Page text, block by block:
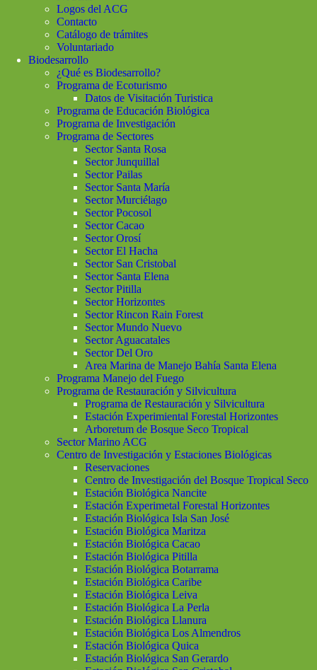
Logos del ACG
Contacto
Catálogo de trámites
Voluntariado
Biodesarrollo
¿Qué es Biodesarrollo?
Programa de Ecoturismo
Datos de Visitación Turistica
Programa de Educación Biológica
Programa de Investigación
Programa de Sectores
Sector Santa Rosa
Sector Junquillal
Sector Pailas
Sector Santa María
Sector Murciélago
Sector Pocosol
Sector Cacao
Sector Orosí
Sector El Hacha
Sector San Cristobal
Sector Santa Elena
Sector Pitilla
Sector Horizontes
Sector Rincon Rain Forest
Sector Mundo Nuevo
Sector Aguacatales
Sector Del Oro
Area Marina de Manejo Bahía Santa Elena
Programa Manejo del Fuego
Programa de Restauración y Silvicultura
Programa de Restauración y Silvicultura
Estación Experimiental Forestal Horizontes
Arboretum de Bosque Seco Tropical
Sector Marino ACG
Centro de Investigación y Estaciones Biológicas
Reservaciones
Centro de Investigación del Bosque Tropical Seco
Estación Biológica Nancite
Estación Experimetal Forestal Horizontes
Estación Biológica Isla San José
Estación Biológica Maritza
Estación Biológica Cacao
Estación Biológica Pitilla
Estación Biológica Botarrama
Estación Biológica Caribe
Estación Biológica Leiva
Estación Biológica La Perla
Estación Biológica Llanura
Estación Biológica Los Almendros
Estación Biológica Quica
Estación Biológica San Gerardo